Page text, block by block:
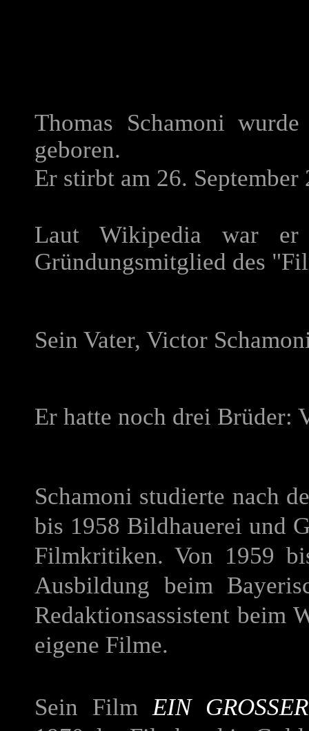
Thomas Schamoni
geboren.
Er stirbt am 26. September
Laut Wikipedia war er
Gründungsmitglied des
Sein Vater, Victor
Er hatte noch drei Brüder:
Schamoni studierte nach
bis 1958 Bildhauerei und
Filmkritiken. Von 1959
Ausbildung beim
Redaktionsassistent beim
eigene Filme.
Sein FilmEIN